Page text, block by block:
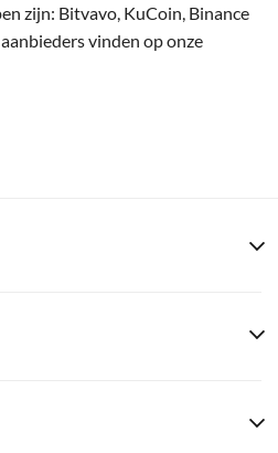
zijn: Bitvavo, KuCoin, Binance
vinden op onze